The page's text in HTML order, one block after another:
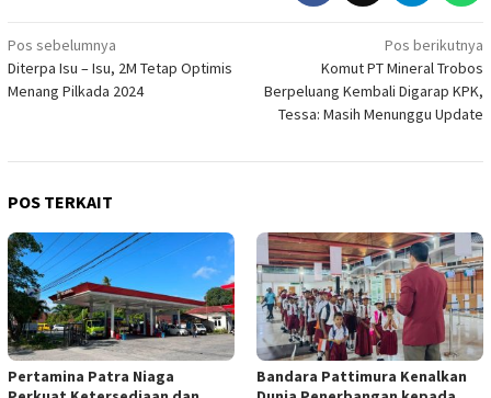
Navigasi
pos
Pos sebelumnya
Diterpa Isu – Isu, 2M Tetap Optimis
Menang Pilkada 2024
Pos berikutnya
Komut PT Mineral Trobos
Berpeluang Kembali Digarap KPK,
Tessa: Masih Menunggu Update
POS TERKAIT
Pertamina Patra Niaga
Bandara Pattimura Kenalkan